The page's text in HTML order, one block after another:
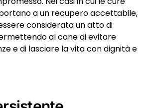
a un recupero accettabile,
considerata un atto di
al cane di evitare
e di lasciare la vita con dignità e